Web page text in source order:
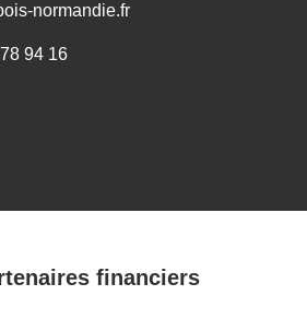
normandie.fr
94 16
financiers